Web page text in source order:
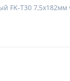
FK-T30 7,5x182мм